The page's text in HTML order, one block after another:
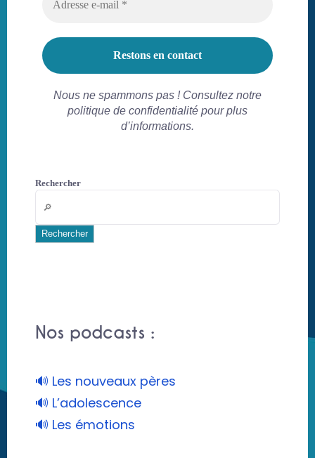
Nous ne spammons pas ! Consultez notre
politique de confidentialité pour plus
d’informations.
Rechercher
Rechercher
Nos podcasts :
🔊 Les nouveaux pères
🔊 L’adolescence
🔊 Les émotions